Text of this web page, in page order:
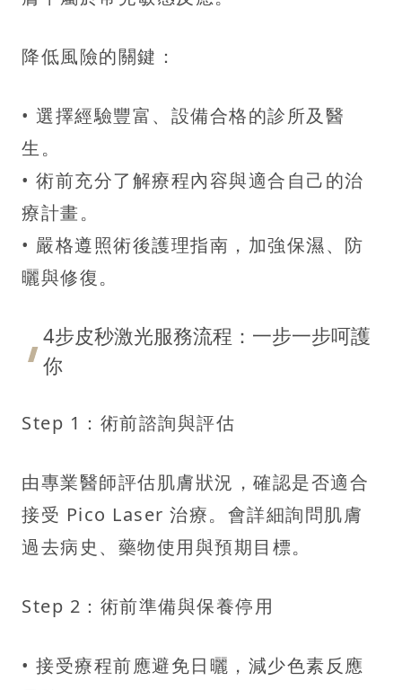
降低風險的關鍵：
• 選擇經驗豐富、設備合格的診所及醫
生。
• 術前充分了解療程內容與適合自己的治
療計畫。
• 嚴格遵照術後護理指南，加強保濕、防
曬與修復。
4步皮秒激光服務流程：一步一步呵護
你
Step 1：術前諮詢與評估
由專業醫師評估肌膚狀況，確認是否適合
接受 Pico Laser 治療。會詳細詢問肌膚
過去病史、藥物使用與預期目標。
Step 2：術前準備與保養停用
• 接受療程前應避免日曬，減少色素反應